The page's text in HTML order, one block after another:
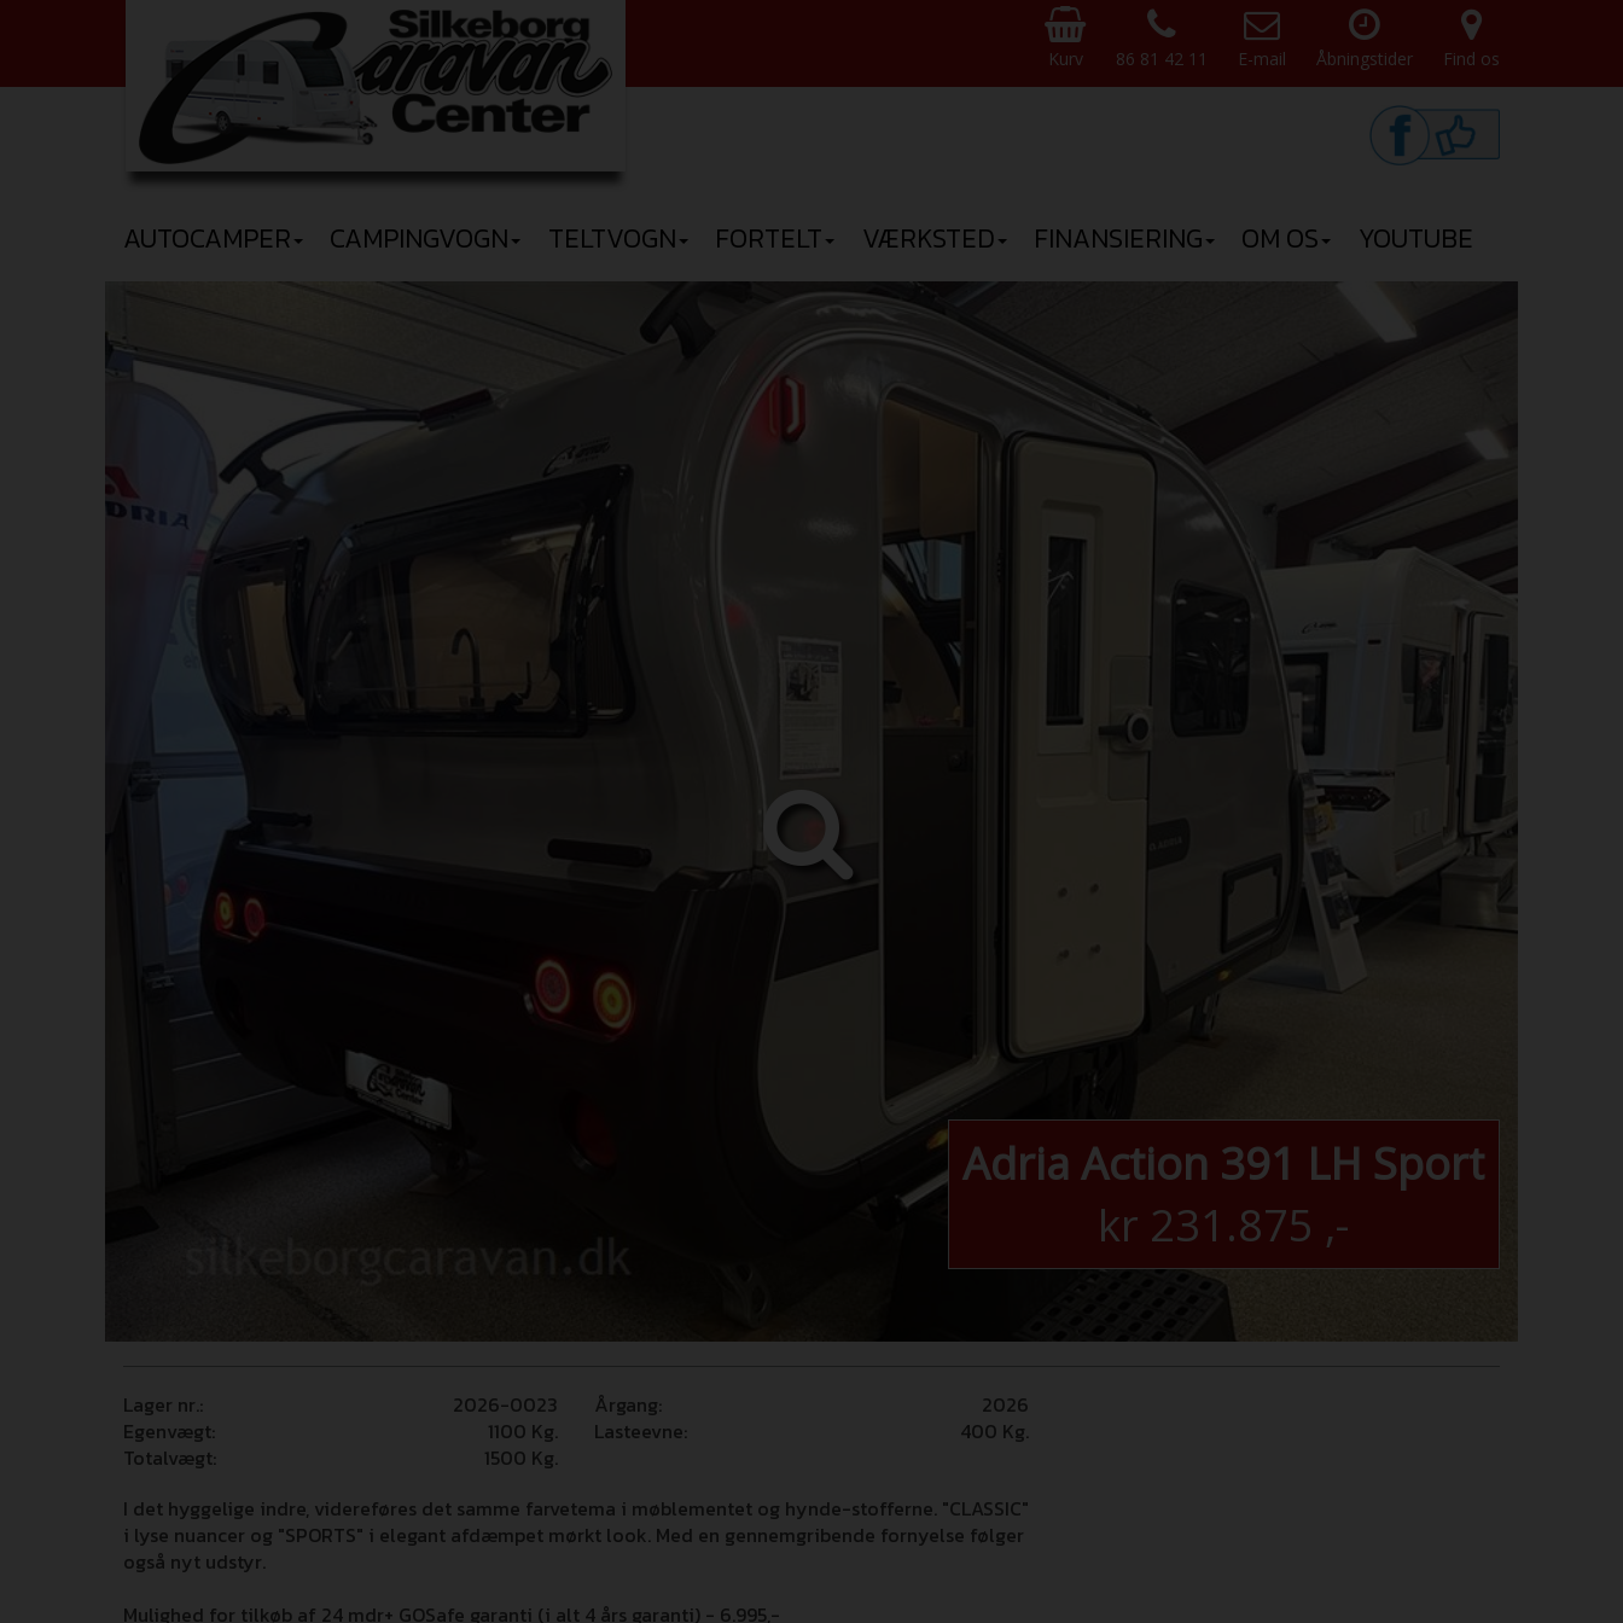
Kurv 86 81 42 11 E-mail Åbningstider Find os
AUTOCAMPER CAMPINGVOGN TELTVOGN FORTELT VÆRKSTED FINANSIERING OM OS YOUTUBE
Adria Action 391 LH Sport
kr 231.875 ,-
Lager nr.: 2026-0023 Årgang:
2026
Egenvægt:
1100 Kg. Lasteevne: 400 Kg.
Totalvægt:
1500 Kg.
I det hyggelige indre, videreføres det samme farvetema i møblementet og hynde-stofferne. "CLASSIC"
i lyse nuancer og "SPORTS" i elegant afdæmpet mørkt look. Med en gennemgribende fornyelse følger
også nyt udstyr.
Mulighed for tilkøb af 24 mdr+ GOSafe garanti (i alt 4 års garanti) - 6.995,-